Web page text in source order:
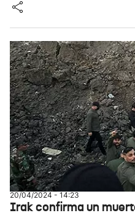
20/04/2024 - 14:23
Irak confirma un